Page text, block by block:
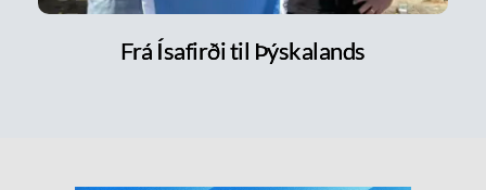
Frá Ísafirði til Þýskalands